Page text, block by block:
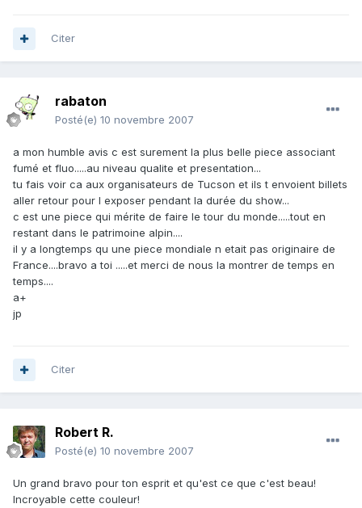
Citer
rabaton
Posté(e) 10 novembre 2007
a mon humble avis c est surement la plus belle piece associant
fumé et fluo.....au niveau qualite et presentation...
tu fais voir ca aux organisateurs de Tucson et ils t envoient billets
aller retour pour l exposer pendant la durée du show...
c est une piece qui mérite de faire le tour du monde.....tout en
restant dans le patrimoine alpin....
il y a longtemps qu une piece mondiale n etait pas originaire de
France....bravo a toi .....et merci de nous la montrer de temps en
temps....
a+
jp
Citer
Robert R.
Posté(e) 10 novembre 2007
Un grand bravo pour ton esprit et qu'est ce que c'est beau!
Incroyable cette couleur!